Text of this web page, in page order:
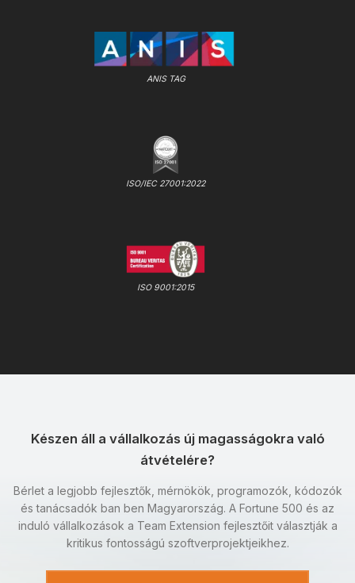
ANIS TAG
ISO/IEC 27001:2022
ISO 9001:2015
Készen áll a vállalkozás új magasságokra való
átvételére?
Bérlet a legjobb fejlesztők, mérnökök, programozók, kódozók
és tanácsadók ban ben Magyarország. A Fortune 500 és az
induló vállalkozások a Team Extension fejlesztőit választják a
kritikus fontosságú szoftverprojektjeikhez.